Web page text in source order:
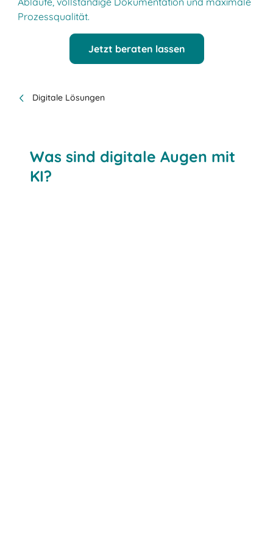
Prozessqualität.
Jetzt beraten lassen
Digitale Lösungen
Was sind digitale Augen mit
KI?